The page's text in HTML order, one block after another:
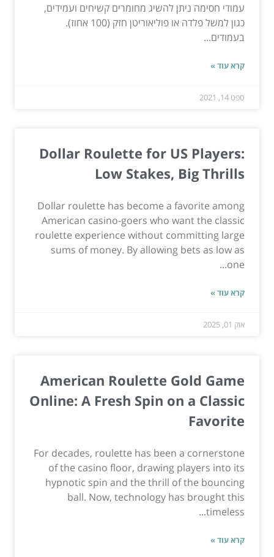
עמודי חסימה ניתן להשיג מחומרים קשיחים ועמידים,
כגון למשל פלדה או פוליאוריטן חזק (100 אחוז).
בעמודים...
קרא עוד »
ספט 14, 2021
Dollar Roulette for US Players:
Low Stakes, Big Thrills
Dollar roulette has become a favorite among
American casino-goers who want the classic
roulette experience without committing large
sums of money. By allowing bets as low as
one...
קרא עוד »
אוק 01, 2025
American Roulette Gold Game
Online: A Fresh Spin on a Classic
Favorite
For decades, roulette has been a cornerstone
of the casino floor, drawing players into its
hypnotic spin and the thrill of the bouncing
ball. Now, technology has brought this
timeless...
קרא עוד »